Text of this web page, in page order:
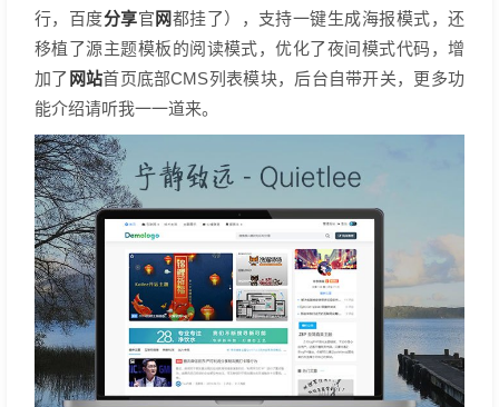
行，百度分享官网都挂了），支持一键生成海报模式，还
移植了源主题模板的阅读模式，优化了夜间模式代码，增
加了 网站首页底部CMS列表模块，后台自带开关，更多功
能介绍请听我一一道来。